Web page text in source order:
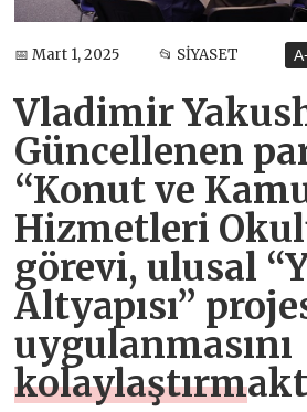
📅 Mart 1, 2025 📂 SİYASET
Vladimir
Güncellenen
“Konut ve
Hizmetleri
görevi, ulusal
Altyapısı”
uygulanmasını